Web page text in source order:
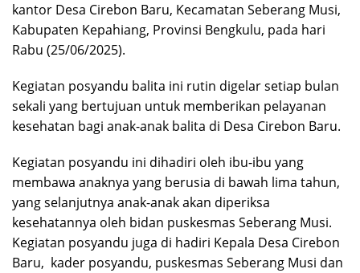
kantor Desa Cirebon Baru, Kecamatan Seberang Musi,
Kabupaten Kepahiang, Provinsi Bengkulu, pada hari
Rabu (25/06/2025).
Kegiatan posyandu balita ini rutin digelar setiap bulan
sekali yang bertujuan untuk memberikan pelayanan
kesehatan bagi anak-anak balita di Desa Cirebon Baru.
Kegiatan posyandu ini dihadiri oleh ibu-ibu yang
membawa anaknya yang berusia di bawah lima tahun,
yang selanjutnya anak-anak akan diperiksa
kesehatannya oleh bidan puskesmas Seberang Musi.
Kegiatan posyandu juga di hadiri Kepala Desa Cirebon
Baru, kader posyandu, puskesmas Seberang Musi dan